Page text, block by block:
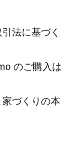
法に基づく
のご購入は
づくりの本